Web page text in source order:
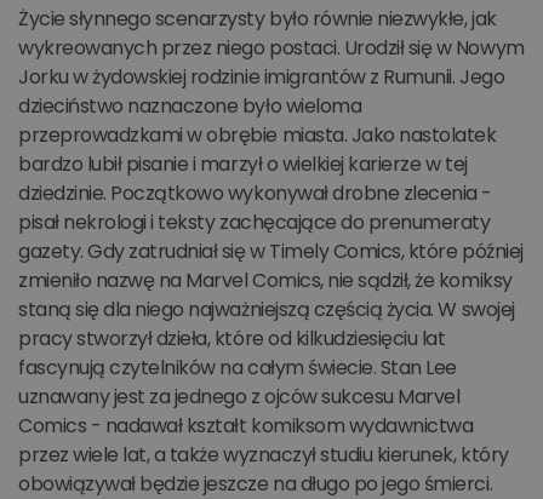
Życie słynnego scenarzysty było równie niezwykłe, jak
wykreowanych przez niego postaci. Urodził się w Nowym
Jorku w żydowskiej rodzinie imigrantów z Rumunii. Jego
dzieciństwo naznaczone było wieloma
przeprowadzkami w obrębie miasta. Jako nastolatek
bardzo lubił pisanie i marzył o wielkiej karierze w tej
dziedzinie. Początkowo wykonywał drobne zlecenia -
pisał nekrologi i teksty zachęcające do prenumeraty
gazety. Gdy zatrudniał się w Timely Comics, które później
zmieniło nazwę na Marvel Comics, nie sądził, że komiksy
staną się dla niego najważniejszą częścią życia. W swojej
pracy stworzył dzieła, które od kilkudziesięciu lat
fascynują czytelników na całym świecie. Stan Lee
uznawany jest za jednego z ojców sukcesu Marvel
Comics - nadawał kształt komiksom wydawnictwa
przez wiele lat, a także wyznaczył studiu kierunek, który
obowiązywał będzie jeszcze na długo po jego śmierci.